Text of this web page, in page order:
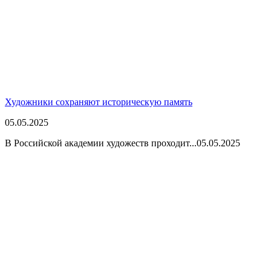
Художники сохраняют историческую память
05.05.2025
В Российской академии художеств проходит...05.05.2025